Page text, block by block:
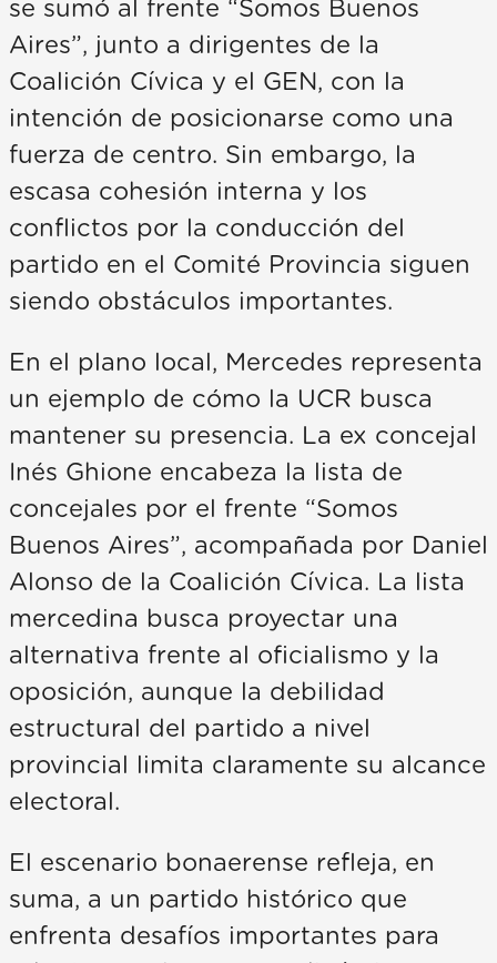
se sumó al frente “Somos Buenos
Aires”, junto a dirigentes de la
Coalición Cívica y el GEN, con la
intención de posicionarse como una
fuerza de centro. Sin embargo, la
escasa cohesión interna y los
conflictos por la conducción del
partido en el Comité Provincia siguen
siendo obstáculos importantes.
En el plano local, Mercedes representa
un ejemplo de cómo la UCR busca
mantener su presencia. La ex concejal
Inés Ghione encabeza la lista de
concejales por el frente “Somos
Buenos Aires”, acompañada por Daniel
Alonso de la Coalición Cívica. La lista
mercedina busca proyectar una
alternativa frente al oficialismo y la
oposición, aunque la debilidad
estructural del partido a nivel
provincial limita claramente su alcance
electoral.
El escenario bonaerense refleja, en
suma, a un partido histórico que
enfrenta desafíos importantes para